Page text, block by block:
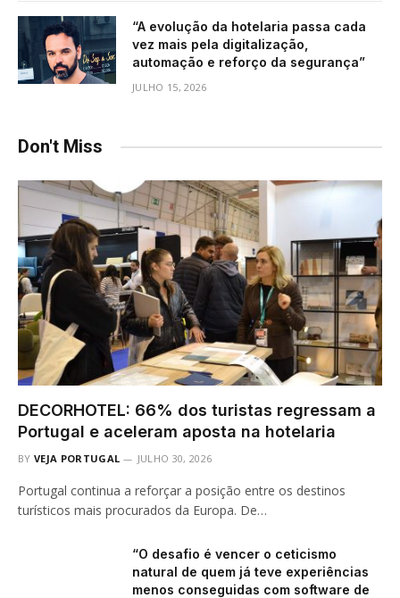
“A evolução da hotelaria passa cada
vez mais pela digitalização,
automação e reforço da segurança”
JULHO 15, 2026
Don't Miss
DECORHOTEL: 66% dos turistas regressam a
Portugal e aceleram aposta na hotelaria
BY VEJA PORTUGAL JULHO 30, 2026
Portugal continua a reforçar a posição entre os destinos
turísticos mais procurados da Europa. De…
“O desafio é vencer o ceticismo
natural de quem já teve experiências
menos conseguidas com software de